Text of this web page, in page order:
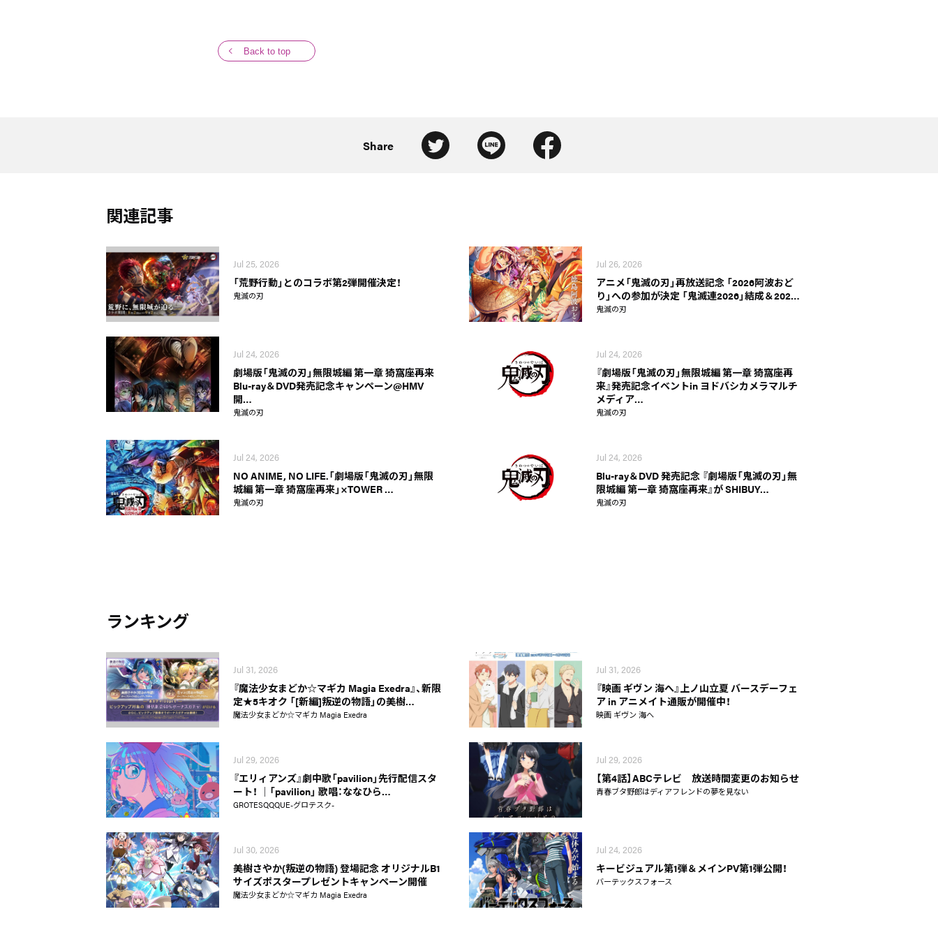
Back to top
Share
関連記事
Jul 25, 2026
「荒野行動」とのコラボ第2弾開催決定！
鬼滅の刃
Jul 26, 2026
アニメ「鬼滅の刃」再放送記念 「2026阿波おど
り」への参加が決定 「鬼滅連2026」結成＆202…
鬼滅の刃
Jul 24, 2026
劇場版「鬼滅の刃」無限城編 第一章 猗窩座再来
Blu-ray＆DVD発売記念キャンペーン@HMV
開…
鬼滅の刃
Jul 24, 2026
『劇場版「鬼滅の刃」無限城編 第一章 猗窩座再
来』発売記念イベントin ヨドバシカメラマルチ
メディア…
鬼滅の刃
Jul 24, 2026
NO ANIME, NO LIFE.「劇場版「鬼滅の刃」無限
城編 第一章 猗窩座再来」×TOWER …
鬼滅の刃
Jul 24, 2026
Blu-ray＆DVD 発売記念 『劇場版「鬼滅の刃」無
限城編 第一章 猗窩座再来』が SHIBUY…
鬼滅の刃
ランキング
Jul 31, 2026
『魔法少女まどか☆マギカ Magia Exedra』、新限
定★5キオク 「[新編]叛逆の物語」の美樹…
魔法少女まどか☆マギカ Magia Exedra
Jul 31, 2026
『映画 ギヴン 海へ』上ノ山立夏 バースデーフェ
ア in アニメイト通販が開催中！
映画 ギヴン 海へ
Jul 29, 2026
『エリィアンズ』劇中歌「pavilion」先行配信スタ
ート！ │「pavilion」 歌唱：ななひら…
GROTESQQQUE-グロテスク-
Jul 29, 2026
【第4話】ABCテレビ 放送時間変更のお知らせ
青春ブタ野郎はディアフレンドの夢を見ない
Jul 30, 2026
美樹さやか(叛逆の物語) 登場記念 オリジナルB1
サイズポスタープレゼントキャンペーン開催
魔法少女まどか☆マギカ Magia Exedra
Jul 24, 2026
キービジュアル第1弾＆メインPV第1弾公開！
バーテックスフォース